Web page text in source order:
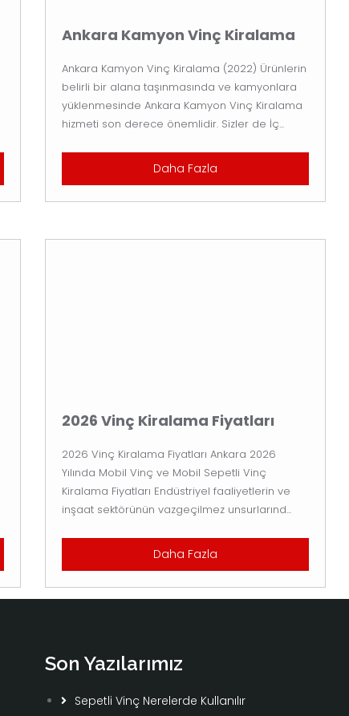
Ankara Kamyon Vinç Kiralama
Ankara Kamyon Vinç Kiralama (2022) Ürünlerin
belirli bir alana taşınmasında ve kamyonlara
yüklenmesinde Ankara Kamyon Vinç Kiralama
hizmeti son derece önemlidir. Sizler de İç...
Daha Fazla
2026 Vinç Kiralama Fiyatları
2026 Vinç Kiralama Fiyatları Ankara 2026
Yılında Mobil Vinç ve Mobil Sepetli Vinç
Kiralama Fiyatları Endüstriyel faaliyetlerin ve
inşaat sektörünün vazgeçilmez unsurlarınd...
Daha Fazla
Son Yazılarımız
Sepetli Vinç Nerelerde Kullanılır